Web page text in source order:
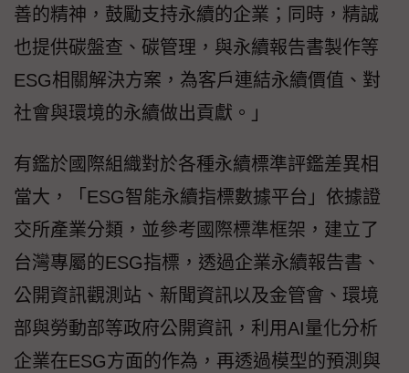
善的精神，鼓勵支持永續的企業；同時，精誠
也提供碳盤查、碳管理，與永續報告書製作等
ESG相關解決方案，為客戶連結永續價值、對
社會與環境的永續做出貢獻。」
有鑑於國際組織對於各種永續標準評鑑差異相
當大，「ESG智能永續指標數據平台」依據證
交所產業分類，並參考國際標準框架，建立了
台灣專屬的ESG指標，透過企業永續報告書、
公開資訊觀測站、新聞資訊以及金管會、環境
部與勞動部等政府公開資訊，利用AI量化分析
企業在ESG方面的作為，再透過模型的預測與